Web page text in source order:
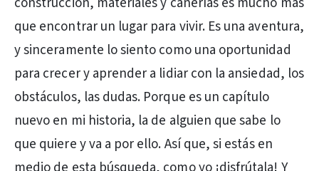
que encontrar un lugar para vivir. Es una aventura,
y sinceramente lo siento como una oportunidad
para crecer y aprender a lidiar con la ansiedad, los
obstáculos, las dudas. Porque es un capítulo
nuevo en mi historia, la de alguien que sabe lo
que quiere y va a por ello. Así que, si estás en